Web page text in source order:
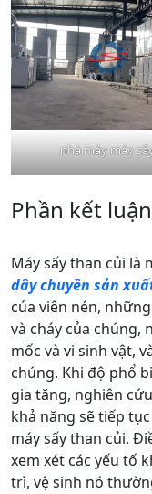
nhà máy máy
Phần kết luận
Máy sấy than củi là
dây chuyền sản
của viên nén,
và cháy của chúng,
mốc và vi sinh vật,
chúng. Khi độ phổ
gia tăng, nghiên
khả năng sẽ tiếp
máy sấy than củi.
xem xét các yếu tố
trì, vệ sinh nó